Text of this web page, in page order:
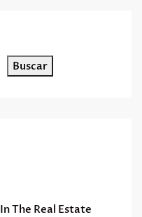
Buscar
The Real Estate